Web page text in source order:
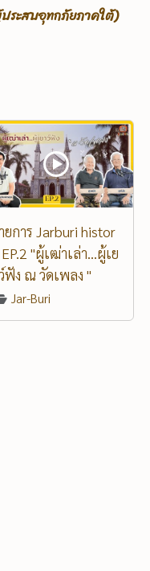
บอุทกภัยภาคใต้
ยการ Jarburi histor
"ผู้เฒ่าเล่า...ผู้เย
ฟัง ณ วัดเพลง "
Jar-Buri